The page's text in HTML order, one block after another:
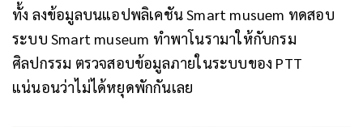
ทั้ง ลงข้อมูลบนแอปพลิเคชัน Smart musuem ทดสอบ
ระบบ Smart museum ทำพาโนรามาให้กับกรม
ศิลปกรรม ตรวจสอบข้อมูลภายในระบบของ PTT
แน่นอนว่าไม่ได้หยุดพักกันเลย